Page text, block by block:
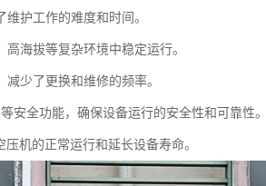
护工作的难度和时间。
海拔等复杂环境中稳定运行。
少了更换和维修的频率。
安全功能，确保设备运行的安全性和可靠性。
机的正常运行和延长设备寿命。